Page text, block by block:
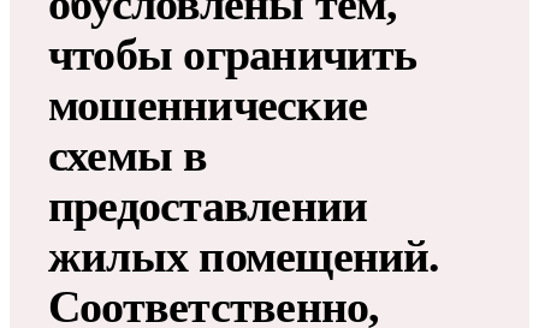
чтобы ограничить
мошеннические
схемы в
предоставлении
жилых помещений.
Соответственно,